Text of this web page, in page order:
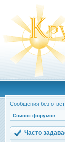
Сообщения без
Список форумов
Часто